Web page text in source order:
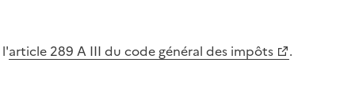
article 289 A III du code général des impôts
.